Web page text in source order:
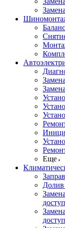
Еще
Долив